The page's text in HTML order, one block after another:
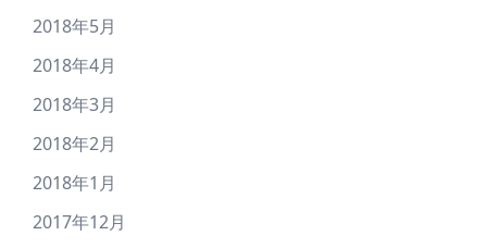
2018年5月
2018年4月
2018年3月
2018年2月
2018年1月
2017年12月